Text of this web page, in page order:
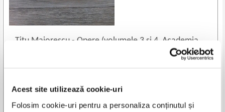
Acest site utilizează cookie-uri
Folosim cookie-uri pentru a personaliza conținutul și
Titu Maiorescu- Opere (volumele 3 si 4, Academia
Cumpără acum!
Adaugă în coș